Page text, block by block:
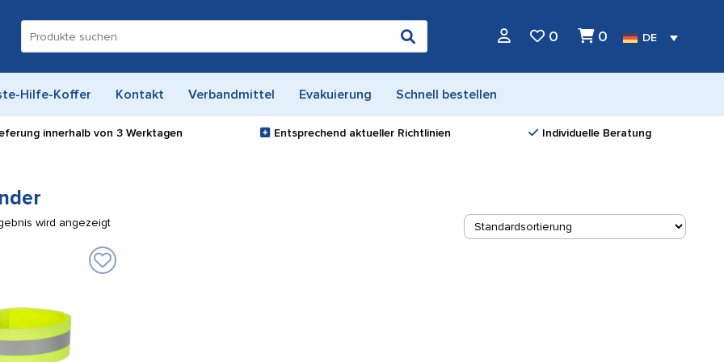
nach:
0 0 DE
Hilfe-Koffer Kontakt Verbandmittel Evakuierung Schnell bestellen
innerhalb von 3 Werktagen Entsprechend aktueller Richtlinien Individuelle Beratung
wird angezeigt